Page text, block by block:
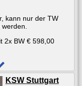
kann nur der TW
2x BW € 598,00
KSW Stuttgart